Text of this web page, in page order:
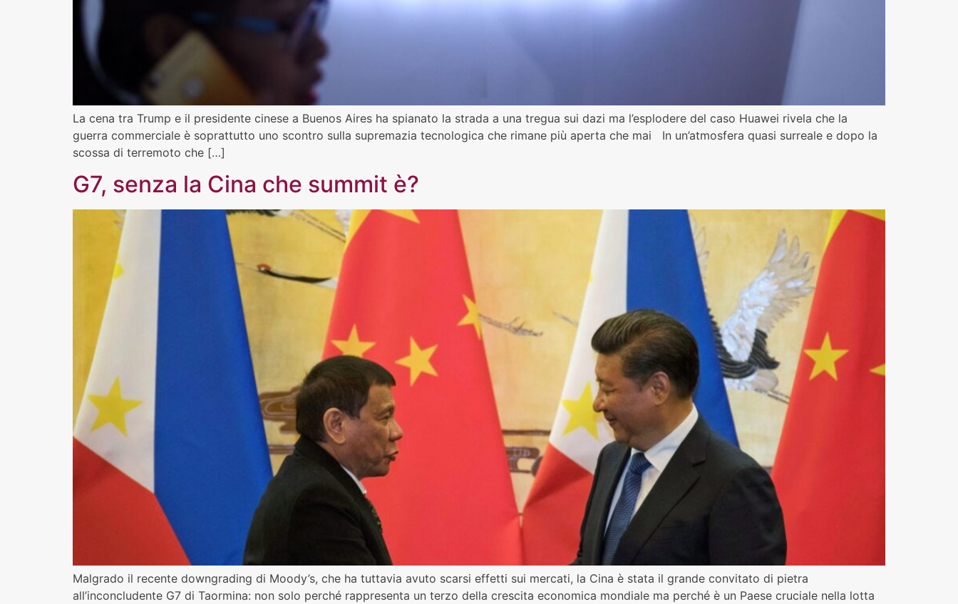
La cena tra Trump e il presidente cinese a Buenos Aires ha spianato la strada a una tregua sui dazi ma l’esplodere del caso Huawei rivela che la
guerra commerciale è soprattutto uno scontro sulla supremazia tecnologica che rimane più aperta che mai In un’atmosfera quasi surreale e dopo la
scossa di terremoto che […]
G7, senza la Cina che summit è?
Malgrado il recente downgrading di Moody’s, che ha tuttavia avuto scarsi effetti sui mercati, la Cina è stata il grande convitato di pietra
all’inconcludente G7 di Taormina: non solo perché rappresenta un terzo della crescita economica mondiale ma perché è un Paese cruciale nella lotta